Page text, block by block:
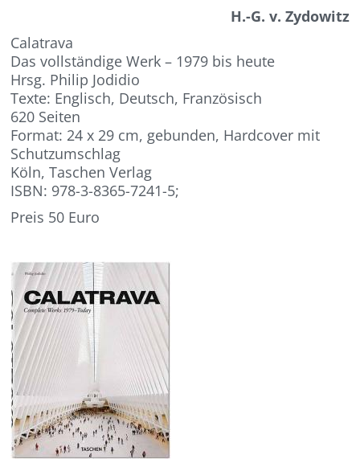
H.-G. v. Zydowitz
Calatrava
Das vollständige Werk – 1979 bis heute
Hrsg. Philip Jodidio
Texte: Englisch, Deutsch, Französisch
620 Seiten
Format: 24 x 29 cm, gebunden, Hardcover mit
Schutzumschlag
Köln, Taschen Verlag
ISBN: 978-3-8365-7241-5;
Preis 50 Euro